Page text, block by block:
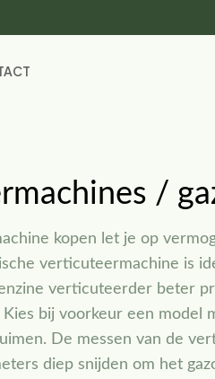
/
kopen let je op
verticuteermachine is
verticuteerder beter
bij voorkeur een model
De messen van de
diep snijden om het